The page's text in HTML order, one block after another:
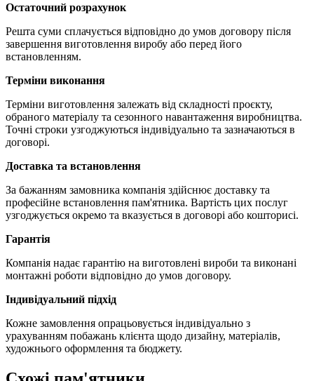
Остаточний розрахунок
Решта суми сплачується відповідно до умов договору після
завершення виготовлення виробу або перед його
встановленням.
Терміни виконання
Терміни виготовлення залежать від складності проєкту,
обраного матеріалу та сезонного навантаження виробництва.
Точні строки узгоджуються індивідуально та зазначаються в
договорі.
Доставка та встановлення
За бажанням замовника компанія здійснює доставку та
професійне встановлення пам'ятника. Вартість цих послуг
узгоджується окремо та вказується в договорі або кошторисі.
Гарантія
Компанія надає гарантію на виготовлені вироби та виконані
монтажні роботи відповідно до умов договору.
Індивідуальний підхід
Кожне замовлення опрацьовується індивідуально з
урахуванням побажань клієнта щодо дизайну, матеріалів,
художнього оформлення та бюджету.